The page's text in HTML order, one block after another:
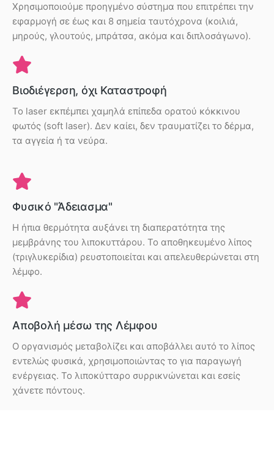
Χρησιμοποιούμε προηγμένο σύστημα που επιτρέπει την
εφαρμογή σε έως και 8 σημεία ταυτόχρονα (κοιλιά,
μηρούς, γλουτούς, μπράτσα, ακόμα και διπλοσάγωνο).
Βιοδιέγερση, όχι Καταστροφή
Το laser εκπέμπει χαμηλά επίπεδα ορατού κόκκινου
φωτός (soft laser). Δεν καίει, δεν τραυματίζει το δέρμα,
τα αγγεία ή τα νεύρα.
Φυσικό "Άδειασμα"
Η ήπια θερμότητα αυξάνει τη διαπερατότητα της
μεμβράνης του λιποκυττάρου. Το αποθηκευμένο λίπος
(τριγλυκερίδια) ρευστοποιείται και απελευθερώνεται στη
λέμφο.
Αποβολή μέσω της Λέμφου
Ο οργανισμός μεταβολίζει και αποβάλλει αυτό το λίπος
εντελώς φυσικά, χρησιμοποιώντας το για παραγωγή
ενέργειας. Το λιποκύτταρο συρρικνώνεται και εσείς
χάνετε πόντους.